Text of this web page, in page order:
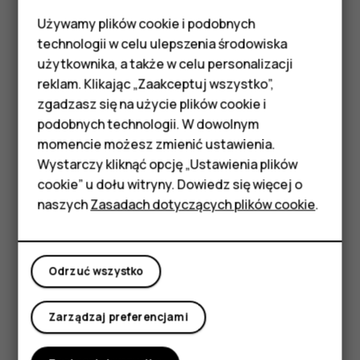
Smartfony
Telefony z funkcjami
podstawowymi
Akcesoria
HMD Terra M
Tablety
Moje konto
Umieść dwa palce na elemencie, takim jak mapa, zdjęcie
czy strona internetowa, a następnie rozsuń je lub zsuń.
Ekran automatycznie zmienia swoją orientację, gdy tylko
obrócisz telefon o 90 stopni.
Aby zablokować ekran w orientacji pionowej, przesuń
palcem od góry ekranu w dół i dotknij
przełączyć naPortret.
Używamy plików cookie i podobnych
technologii w celu ulepszenia środowiska
użytkownika, a także w celu personalizacji
reklam. Klikając „Zaakceptuj wszystko”,
zgadzasz się na użycie plików cookie i
podobnych technologii. W dowolnym
momencie możesz zmienić ustawienia.
Wystarczy kliknąć opcję „Ustawienia plików
cookie” u dołu witryny. Dowiedz się więcej o
naszychZasadach dotyczących plików cookie.
Odrzuć wszystko
Zarządzaj preferencjami